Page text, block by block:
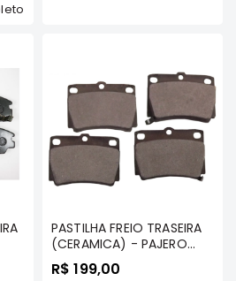
Suspensão
Transmissão
PASTILHA FREIO TRASEIRA
(CERAMICA) - PAJERO
SPORT TDS 98/ .../ NEW
PAJERO SPORT/ DAKAR
R$ 199,00